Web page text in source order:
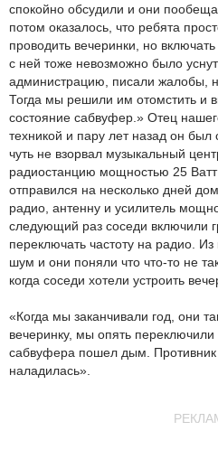
спокойно обсудили и они
потом оказалось, что ребята
проводить вечеринки, но
с ней тоже невозможно было
администрацию, писали жалобы,
Тогда мы решили им отомстить и
состояние сабвуфер.» Отец
техникой и пару лет назад он был
чуть не взорвал музыкальный
радиостанцию мощностью 25
отправился на несколько дней
радио, антенну и усилитель
следующий раз соседи включили
переключать частоту на радио.
шум и они поняли что что-то не
когда соседи хотели устроить
«Когда мы заканчивали год, они
вечеринку, мы опять
сабвуфера пошел дым.
наладилась».